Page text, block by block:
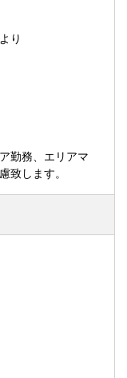
り
勤務、エリアマ
致します。